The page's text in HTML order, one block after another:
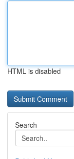
HTML is disabled
Search